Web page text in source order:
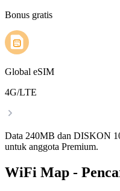
Bonus gratis
Global eSIM
4G/LTE
Data 240MB dan DISKON
untuk anggota Premium.
WiFi Map -